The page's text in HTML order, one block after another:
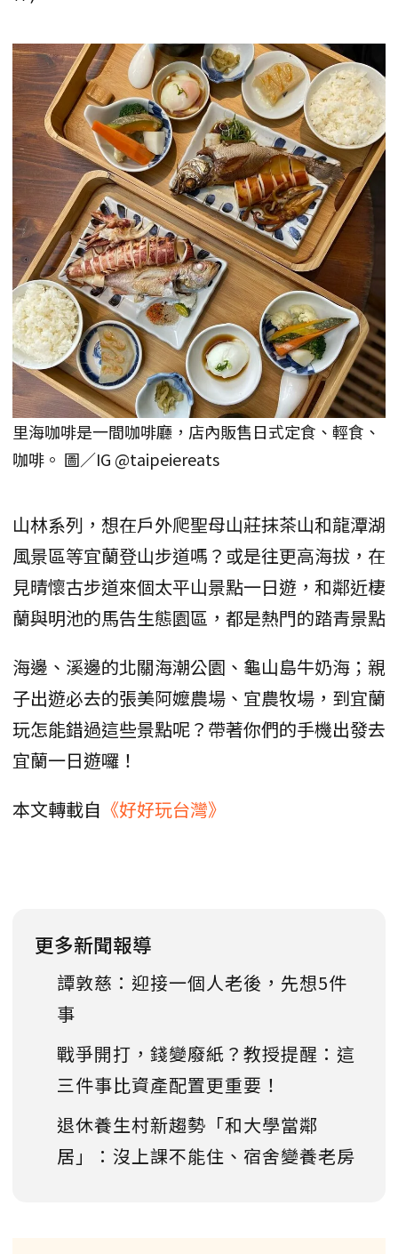
里海咖啡是一間咖啡廳，店內販售日式定食、輕食、
咖啡。 圖／IG @taipeiereats
山林系列，想在戶外爬聖母山莊抹茶山和龍潭湖
風景區等宜蘭登山步道嗎？或是往更高海拔，在
見晴懷古步道來個太平山景點一日遊，和鄰近棲
蘭與明池的馬告生態園區，都是熱門的踏青景點
海邊、溪邊的北關海潮公園、龜山島牛奶海；親
子出遊必去的張美阿嬤農場、宜農牧場，到宜蘭
玩怎能錯過這些景點呢？帶著你們的手機出發去
宜蘭一日遊囉！
本文轉載自 《好好玩台灣》
更多新聞報導
譚敦慈：迎接一個人老後，先想5件
事
戰爭開打，錢變廢紙？教授提醒：這
三件事比資產配置更重要！
退休養生村新趨勢「和大學當鄰
居」：沒上課不能住、宿舍變養老房